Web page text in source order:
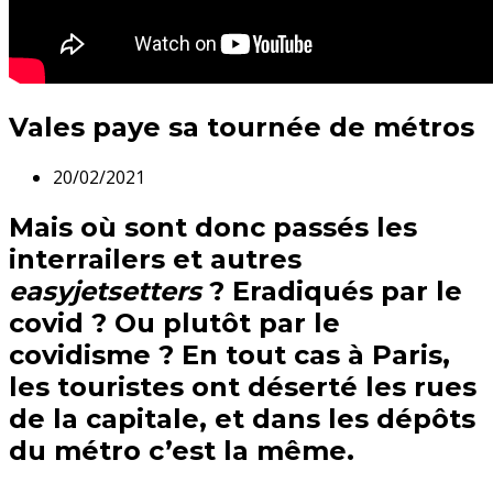
Vales paye sa tournée de métros
20/02/2021
Mais où sont donc passés les
interrailers et autres
easyjetsetters? Eradiqués par le
covid ? Ou plutôt par le
covidisme ? En tout cas à Paris,
les touristes ont déserté les rues
de la capitale, et dans les dépôts
du métro c’est la même.